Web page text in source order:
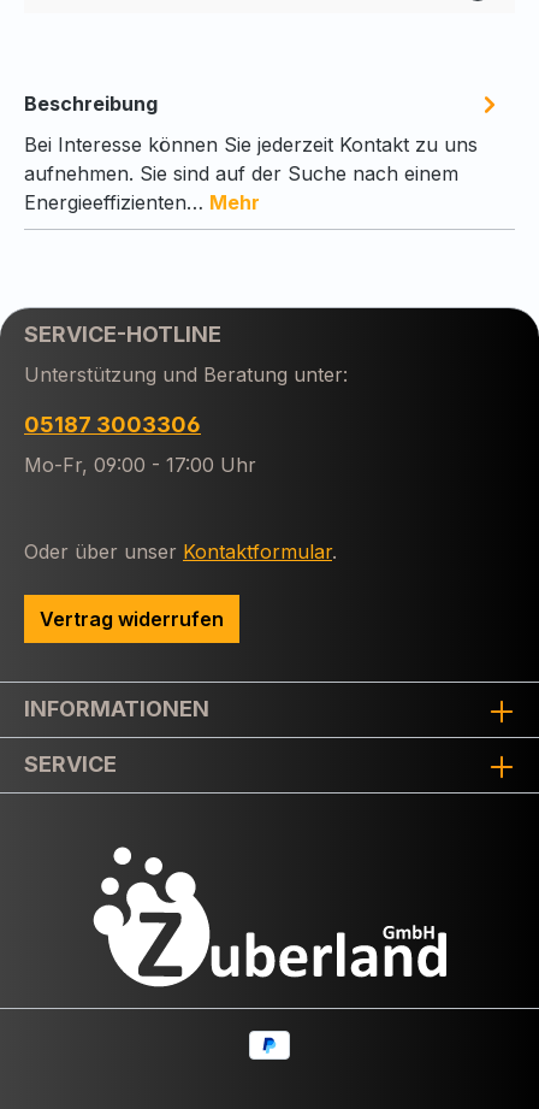
Beschreibung
Bei Interesse können Sie jederzeit Kontakt zu uns
aufnehmen. Sie sind auf der Suche nach einem
Energieeffizienten… Mehr
SERVICE-HOTLINE
Unterstützung und Beratung unter:
05187 3003306
Mo-Fr, 09:00 - 17:00 Uhr
Oder über unser Kontaktformular.
Vertrag widerrufen
INFORMATIONEN
SERVICE